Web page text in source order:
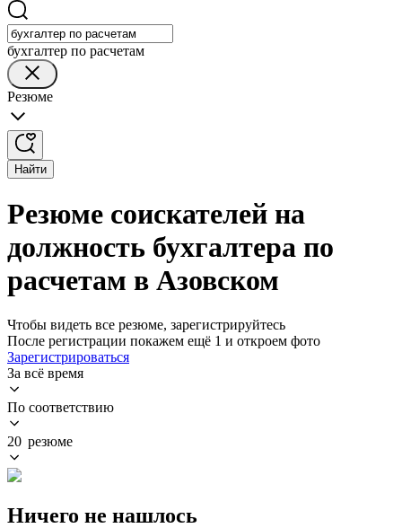
бухгалтер по расчетам
Резюме
Найти
Резюме соискателей на
должность бухгалтера по
расчетам в Азовском
Чтобы видеть все резюме, зарегистрируйтесь
После регистрации покажем ещё 1 и откроем фото
Зарегистрироваться
За всё время
По соответствию
20 резюме
Ничего не нашлось